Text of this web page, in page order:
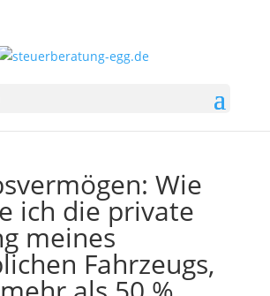
Wie
ich die private
meines
Fahrzeugs,